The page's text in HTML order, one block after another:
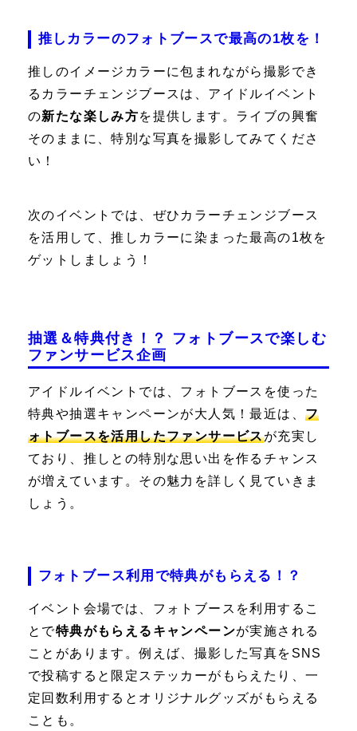
推しカラーのフォトブースで最高の1枚を！
推しのイメージカラーに包まれながら撮影でき
るカラーチェンジブースは、アイドルイベント
の新たな楽しみ方を提供します。ライブの興奮
そのままに、特別な写真を撮影してみてくださ
い！
次のイベントでは、ぜひカラーチェンジブース
を活用して、推しカラーに染まった最高の1枚を
ゲットしましょう！
抽選＆特典付き！？ フォトブースで楽しむ
ファンサービス企画
アイドルイベントでは、フォトブースを使った
特典や抽選キャンペーンが大人気！最近は、 フ
ォトブースを活用したファンサービスが充実し
ており、推しとの特別な思い出を作るチャンス
が増えています。その魅力を詳しく見ていきま
しょう。
フォトブース利用で特典がもらえる！？
イベント会場では、フォトブースを利用するこ
とで特典がもらえるキャンペーンが実施される
ことがあります。例えば、撮影した写真をSNS
で投稿すると限定ステッカーがもらえたり、一
定回数利用するとオリジナルグッズがもらえる
ことも。